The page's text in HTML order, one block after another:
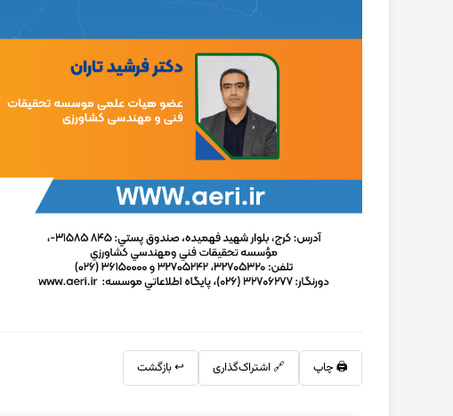
🖨️ چاپ 🔗 اشتراک‌گذاری ↩️ بازگشت